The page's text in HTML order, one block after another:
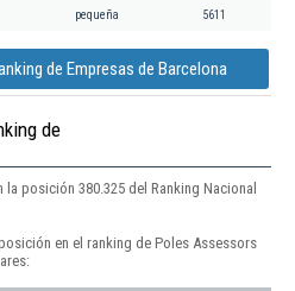
pequeña 5611
de Empresas de Barcelona
de
posición 380.325 del Ranking Nacional
en el ranking de Poles Assessors